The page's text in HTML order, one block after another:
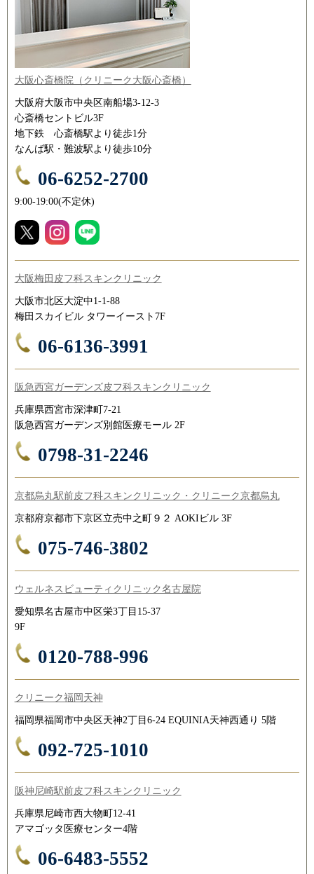
大阪心斎橋院（クリニーク大阪心斎橋）
大阪府大阪市中央区南船場3-12-3
心斎橋セントビル3F
地下鉄 心斎橋駅より徒歩1分
なんば駅・難波駅より徒歩10分
06-6252-2700
9:00-19:00(不定休)
大阪梅田皮フ科スキンクリニック
大阪市北区大淀中1-1-88
梅田スカイビル タワーイースト7F
06-6136-3991
阪急西宮ガーデンズ皮フ科スキンクリニック
兵庫県西宮市深津町7-21
阪急西宮ガーデンズ別館医療モール 2F
0798-31-2246
京都烏丸駅前皮フ科スキンクリニック・クリニーク京都烏丸
京都府京都市下京区立売中之町９２ AOKIビル 3F
075-746-3802
ウェルネスビューティクリニック名古屋院
愛知県名古屋市中区栄3丁目15-37
9F
0120-788-996
クリニーク福岡天神
福岡県福岡市中央区天神2丁目6-24 EQUINIA天神西通り 5階
092-725-1010
阪神尼崎駅前皮フ科スキンクリニック
兵庫県尼崎市西大物町12-41
アマゴッタ医療センター4階
06-6483-5552